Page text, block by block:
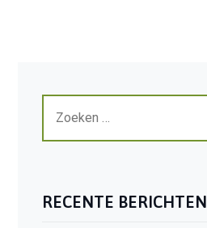
RECENTE BERICHTEN